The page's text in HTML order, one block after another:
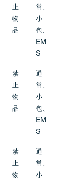
止
物
品
常、
小
包、
EM
S
禁
止
物
品
通
常、
小
包、
EM
S
禁
止
物
通
常、
小